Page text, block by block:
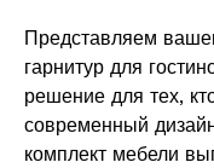
Представляем
гарнитур для
решение для тех,
современный
комплект мебели